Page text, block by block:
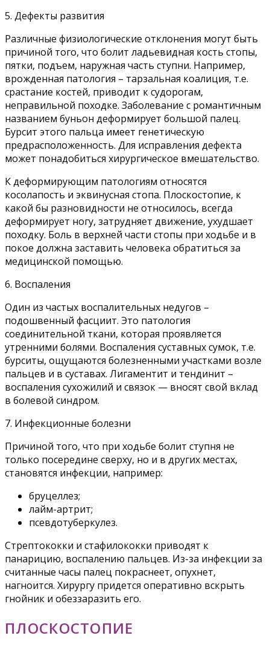
5. Дефекты развития
Различные физиологические отклонения могут быть
причиной того, что болит ладьевидная кость стопы,
пятки, подъем, наружная часть ступни. Например,
врожденная патология – тарзальная коалиция, т.е.
срастание костей, приводит к судорогам,
неправильной походке. Заболевание с романтичным
названием буньон деформирует большой палец.
Бурсит этого пальца имеет генетическую
предрасположенность. Для исправления дефекта
может понадобиться хирургическое вмешательство.
К деформирующим патологиям относятся
косолапость и эквинусная стопа. Плоскостопие, к
какой бы разновидности не относилось, всегда
деформирует ногу, затрудняет движение, ухудшает
походку. Боль в верхней части стопы при ходьбе и в
покое должна заставить человека обратиться за
медицинской помощью.
6. Воспаления
Один из частых воспалительных недугов –
подошвенный фасциит. Это патология
соединительной ткани, которая проявляется
утренними болями. Воспаления суставных сумок, т.е.
бурситы, ощущаются болезненными участками возле
пальцев и в суставах. Лигаментит и тендинит –
воспаления сухожилий и связок — вносят свой вклад
в болевой синдром.
7. Инфекционные болезни
Причиной того, что при ходьбе болит ступня не
только посередине сверху, но и в других местах,
становятся инфекции, например:
бруцеллез;
лайм-артрит;
псевдотуберкулез.
Стрептококки и стафилококки приводят к
панарицию, воспалению пальцев. Из-за инфекции за
считанные часы палец покраснеет, опухнет,
нагноится. Хирургу придется оперативно вскрыть
гнойник и обеззаразить его.
ПЛОСКОСТОПИЕ